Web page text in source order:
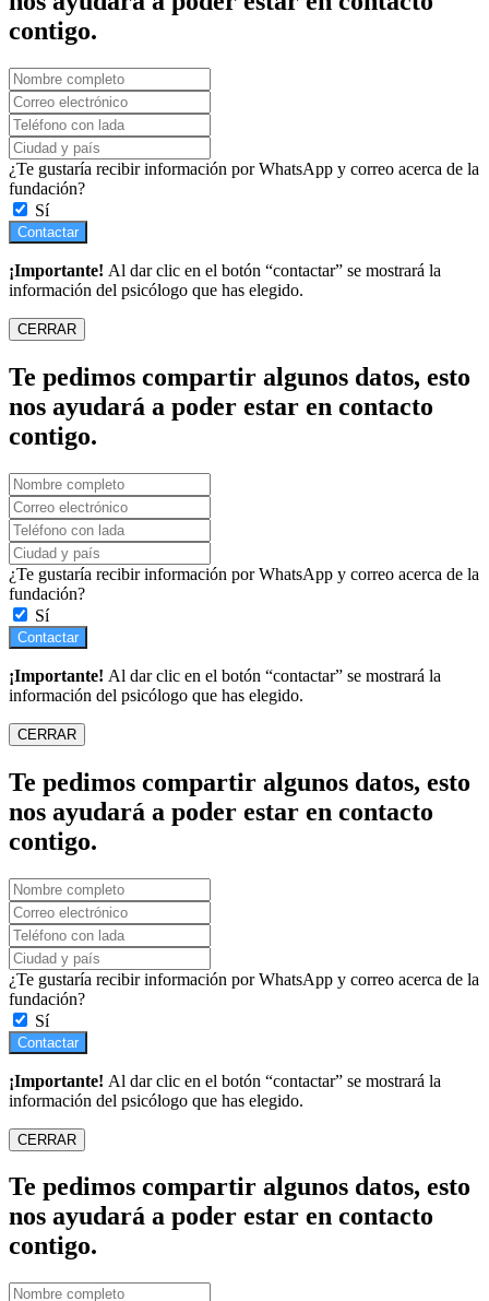
contigo.
¿Te gustaría recibir información por WhatsApp y correo acerca de la
fundación?
Sí
Contactar
¡Importante! Al dar clic en el botón “contactar” se mostrará la
información del psicólogo que has elegido.
CERRAR
Te pedimos compartir algunos datos, esto
nos ayudará a poder estar en contacto
contigo.
¿Te gustaría recibir información por WhatsApp y correo acerca de la
fundación?
Sí
Contactar
¡Importante! Al dar clic en el botón “contactar” se mostrará la
información del psicólogo que has elegido.
CERRAR
Te pedimos compartir algunos datos, esto
nos ayudará a poder estar en contacto
contigo.
¿Te gustaría recibir información por WhatsApp y correo acerca de la
fundación?
Sí
Contactar
¡Importante! Al dar clic en el botón “contactar” se mostrará la
información del psicólogo que has elegido.
CERRAR
Te pedimos compartir algunos datos, esto
nos ayudará a poder estar en contacto
contigo.